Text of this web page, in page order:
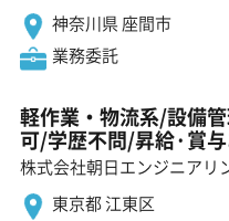
神奈川県 座間市
業務委託
軽作業・物流系/設備
可/学歴不問/昇給·賞
株式会社朝日エンジニアリ
東京都 江東区